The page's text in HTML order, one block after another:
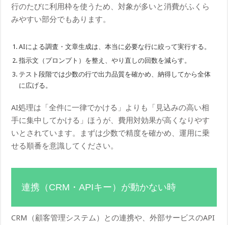
行のたびに利用枠を使うため、対象が多いと消費がふくら
みやすい部分でもあります。
AIによる調査・文章生成は、本当に必要な行に絞って実行する。
指示文（プロンプト）を整え、やり直しの回数を減らす。
テスト段階では少数の行で出力品質を確かめ、納得してから全体
に広げる。
AI処理は「全件に一律でかける」よりも「見込みの高い相
手に集中してかける」ほうが、費用対効果が高くなりやす
いとされています。まずは少数で精度を確かめ、運用に乗
せる順番を意識してください。
連携（CRM・APIキー）が動かない時
CRM（顧客管理システム）との連携や、外部サービスのAPI